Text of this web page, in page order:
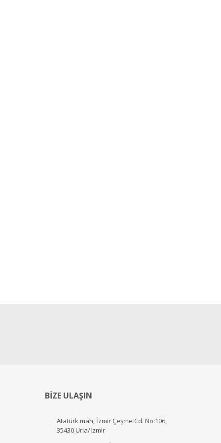
BİZE ULAŞIN
Atatürk mah, İzmir Çeşme Cd. No:106,
35430 Urla/İzmir